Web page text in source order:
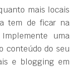
mais locais
tem de ficar na
uma
conteúdo do seu
e blogging em